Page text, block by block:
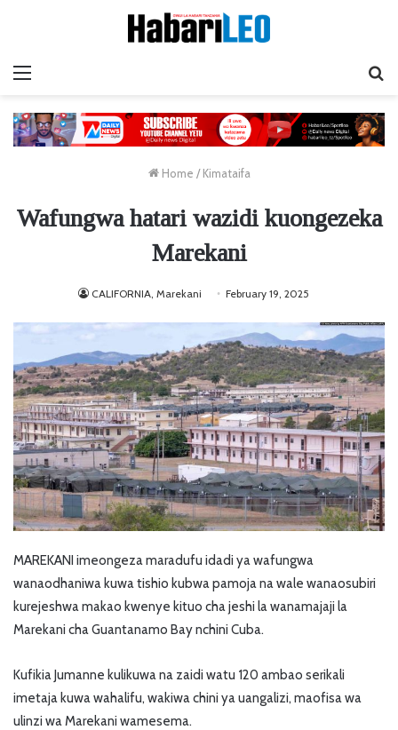
Home / Kimataifa
Wafungwa hatari wazidi kuongezeka
Marekani
CALIFORNIA, Marekani February 19, 2025
MAREKANI imeongeza maradufu idadi ya wafungwa
wanaodhaniwa kuwa tishio kubwa pamoja na wale wanaosubiri
kurejeshwa makao kwenye kituo cha jeshi la wanamajaji la
Marekani cha Guantanamo Bay nchini Cuba.
Kufikia Jumanne kulikuwa na zaidi watu 120 ambao serikali
imetaja kuwa wahalifu, wakiwa chini ya uangalizi, maofisa wa
ulinzi wa Marekani wamesema.